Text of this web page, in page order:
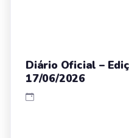
Diário Oficial –
17/06/2026